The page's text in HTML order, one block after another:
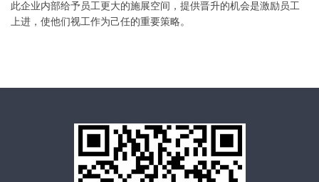
此企业内部给予员工更大的施展空间，提供晋升的机会是激励员工
上进，使他们视工作为己任的重要策略。